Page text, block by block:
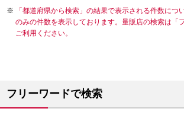
「都道府県から検索」の結果で表示される件数につ
のみの件数を表示しております。量販店の検索は「
ご利用ください。
フリーワードで検索